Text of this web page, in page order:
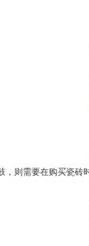
则需要在购买瓷砖